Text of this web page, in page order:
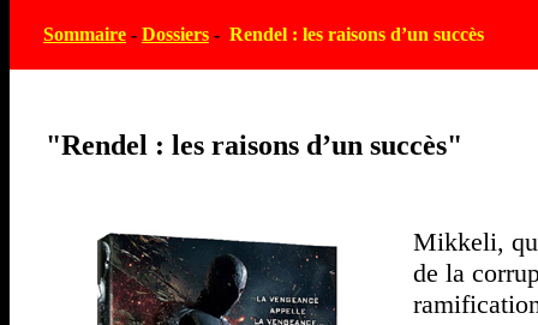
Sommaire - Dossiers - Rendel : les raisons d’un succès
"Rendel : les raisons d’un succès"
Mikkeli,
de la